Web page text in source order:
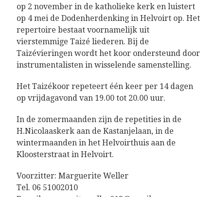
op 2 november in de katholieke kerk en luistert
op 4 mei de Dodenherdenking in Helvoirt op. Het
repertoire bestaat voornamelijk uit
vierstemmige Taizé liederen. Bij de
Taizévieringen wordt het koor ondersteund door
instrumentalisten in wisselende samenstelling.
Het Taizékoor repeteert één keer per 14 dagen
op vrijdagavond van 19.00 tot 20.00 uur.
In de zomermaanden zijn de repetities in de
H.Nicolaaskerk aan de Kastanjelaan, in de
wintermaanden in het Helvoirthuis aan de
Kloosterstraat in Helvoirt.
Voorzitter: Marguerite Weller
Tel. 06 51002010